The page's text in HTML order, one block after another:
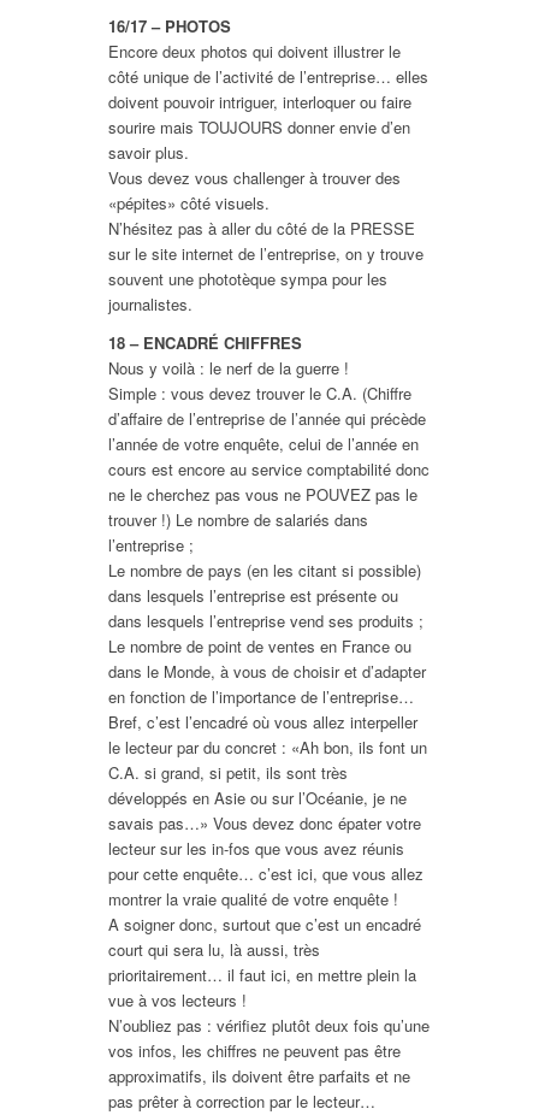
16/17 – PHOTOS
Encore deux photos qui doivent illustrer le
côté unique de l’activité de l’entreprise… elles
doivent pouvoir intriguer, interloquer ou faire
sourire mais TOUJOURS donner envie d’en
savoir plus.
Vous devez vous challenger à trouver des
«pépites» côté visuels.
N’hésitez pas à aller du côté de la PRESSE
sur le site internet de l’entreprise, on y trouve
souvent une phototèque sympa pour les
journalistes.
18 – ENCADRÉ CHIFFRES
Nous y voilà : le nerf de la guerre !
Simple : vous devez trouver le C.A. (Chiffre
d’affaire de l’entreprise de l’année qui précède
l’année de votre enquête, celui de l’année en
cours est encore au service comptabilité donc
ne le cherchez pas vous ne POUVEZ pas le
trouver !) Le nombre de salariés dans
l’entreprise ;
Le nombre de pays (en les citant si possible)
dans lesquels l’entreprise est présente ou
dans lesquels l’entreprise vend ses produits ;
Le nombre de point de ventes en France ou
dans le Monde, à vous de choisir et d’adapter
en fonction de l’importance de l’entreprise…
Bref, c’est l’encadré où vous allez interpeller
le lecteur par du concret : «Ah bon, ils font un
C.A. si grand, si petit, ils sont très
développés en Asie ou sur l’Océanie, je ne
savais pas…» Vous devez donc épater votre
lecteur sur les in-fos que vous avez réunis
pour cette enquête… c’est ici, que vous allez
montrer la vraie qualité de votre enquête !
A soigner donc, surtout que c’est un encadré
court qui sera lu, là aussi, très
prioritairement… il faut ici, en mettre plein la
vue à vos lecteurs !
N’oubliez pas : vérifiez plutôt deux fois qu’une
vos infos, les chiffres ne peuvent pas être
approximatifs, ils doivent être parfaits et ne
pas prêter à correction par le lecteur…